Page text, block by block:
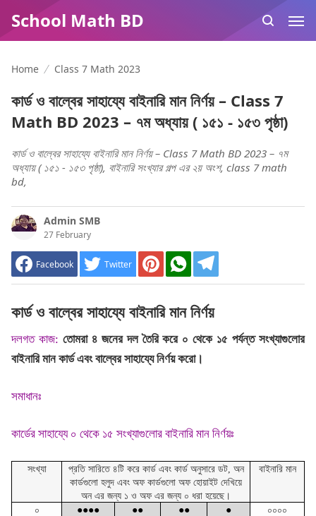
School Math BD
Home Class 7 Math 2023
কার্ড ও বাল্বের সাহায্যে বাইনারি মান নির্ণয় – Class 7
Math BD 2023 – ৭ম অধ্যায় ( ১৫১ - ১৫৩ পৃষ্ঠা)
কার্ড ও বাল্বের সাহায্যে বাইনারি মান নির্ণয় – Class 7 Math BD 2023 – ৭ম
অধ্যায় ( ১৫১ - ১৫৩ পৃষ্ঠা), বাইনারি সংখ্যার গল্প এর ২য় অংশ, class 7 math
bd,
Admin SMB
27 February
Facebook Twitter
কার্ড ও বাল্বের সাহায্যে বাইনারি মান নির্ণয়
দলগত কাজ: তোমরা ৪ জনের দল তৈরি করে ০ থেকে ১৫ পর্যন্ত সংখ্যাগুলোর
বাইনারি মান কার্ড এবং বাল্বের সাহায্যে নির্ণয় করো।
সমাধানঃ
কার্ডের সাহায্যে ০ থেকে ১৫ সংখ্যাগুলোর বাইনারি মান নির্ণয়ঃ
সংখ্যা
প্রতি সারিতে ৪টি করে কার্ড এবং কার্ড অনুসারে ডট, অন
কার্ডগুলো হলুদ এবং অফ কার্ডগুলো অফ হোয়াইট দেখিয়ে
অন এর জন্য ১ ও অফ এর জন্য ০ ধরা হয়েছে।
বাইনারি মান
০
●●●●
●●
●● ● ০০০০